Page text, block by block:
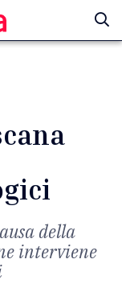
della
interviene